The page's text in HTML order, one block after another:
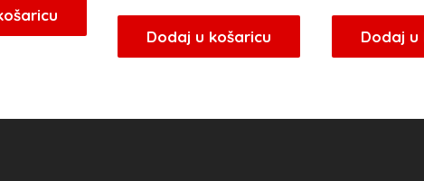
je:
13,60 KM.
bila
je:
je:
29,75 KM.
Dodaj u košaricu Dodaj u